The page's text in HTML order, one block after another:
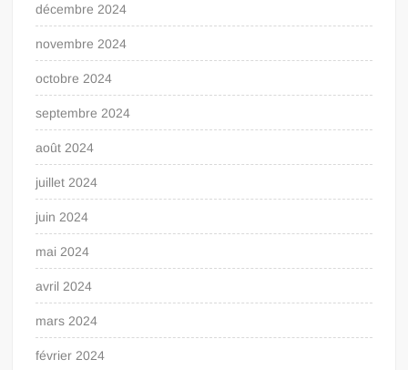
décembre 2024
novembre 2024
octobre 2024
septembre 2024
août 2024
juillet 2024
juin 2024
mai 2024
avril 2024
mars 2024
février 2024